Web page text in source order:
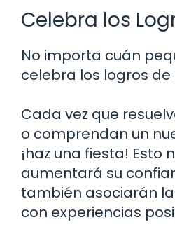
Celebra los
No importa cuán
celebra los logros de
Cada vez que
o comprendan un
¡haz una fiesta! Esto
aumentará su
también asociarán
con experiencias